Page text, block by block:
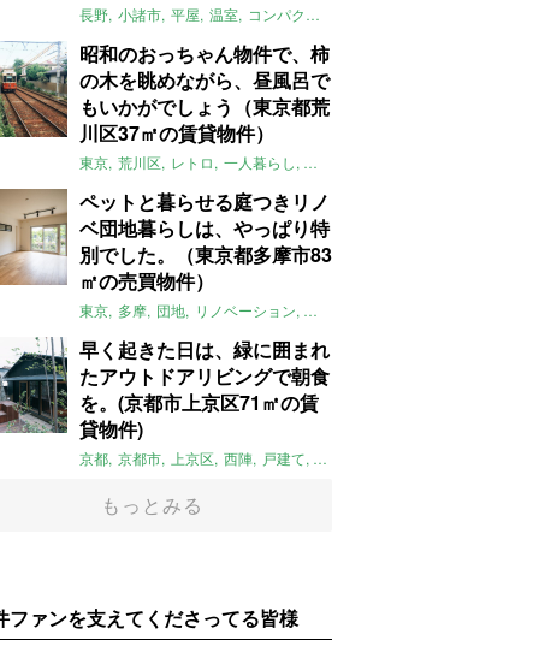
長野 小諸市 平屋 温室 コンパクト
昭和のおっちゃん物件で、柿
の木を眺めながら、昼風呂で
もいかがでしょう（東京都荒
川区37㎡の賃貸物件）
東京 荒川区 レトロ 一人暮らし タイル
ペットと暮らせる庭つきリノ
ベ団地暮らしは、やっぱり特
別でした。（東京都多摩市83
㎡の売買物件）
東京 多摩 団地 リノベーション 庭
早く起きた日は、緑に囲まれ
たアウトドアリビングで朝食
を。(京都市上京区71㎡の賃
貸物件)
京都 京都市 上京区 西陣 戸建て 平屋
もっとみる
ファンを支えてくださってる皆様